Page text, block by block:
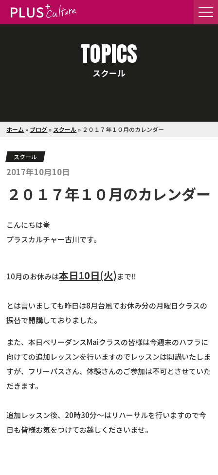
TOPICS
スクール
ホーム » ブログ» スクール » ２０１７年１０月のカレンダー
スクール
2017年10月10日
２０１７年１０月のカレンダー
こんにちは☀
プラスカルチャー古川です。
10月のお休みは本日10日(火)まで‼
とは言いましても昨日は8月台風でお休み分の月曜日クラスの
振替で開講しておりました。
また、本日ベリーダンスMaiクラスの皆様は今週末のハフラに
向けての追加レッスンを行いますのでレッスンは開講いたしま
すが、フリーパスさん、体験さんのご参加は不可とさせていた
だきます。
追加レッスン後、20時30分〜はリハーサルを行いますので今
日も皆様お気をつけてお越しくださいませ。